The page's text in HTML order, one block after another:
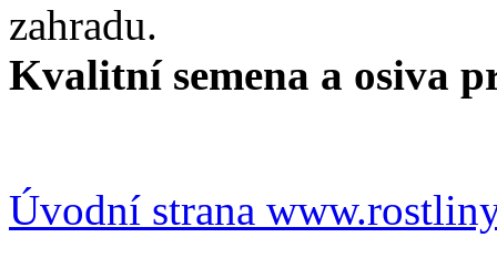
zahradu.
Kvalitní semena a osiva
Úvodní strana